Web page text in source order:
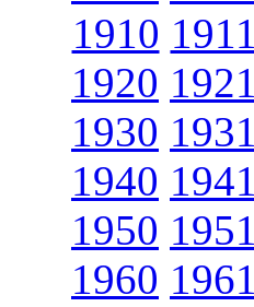
1910 1911
1920 1921
1930 1931
1940 1941
1950 1951
1960 1961